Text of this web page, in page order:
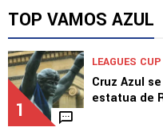
TOP VAMOS AZUL
1
LEAGUES CUP
Cruz Azul
estatua de